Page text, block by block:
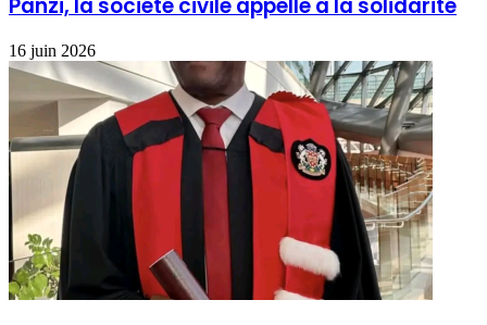
16 juin 2026